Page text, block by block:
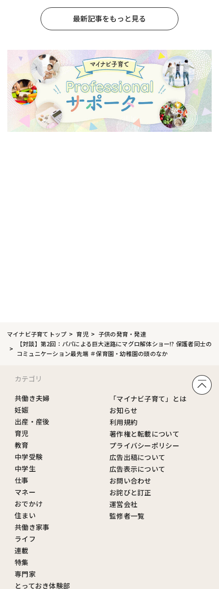
最新記事をもっと見る
マイナビ子育てトップ 育児
子供の発育・発達
【対談】第2回：パパによる巨大迷路にマグロ解体ショー!? 保護者同士の
コミュニケーション最先端 ＃保育園・幼稚園の頭のなか
カテゴリ
共働き夫婦
妊娠
出産・産後
育児
教育
中学受験
中学生
仕事
マネー
おでかけ
住まい
共働き家事
ライフ
連載
特集
専門家
とっておき体験部
「マイナビ子育て」とは
お知らせ
利用規約
著作権と転載について
プライバシーポリシー
広告出稿について
広告表示について
お問い合わせ
お詫びと訂正
運営会社
監修者一覧